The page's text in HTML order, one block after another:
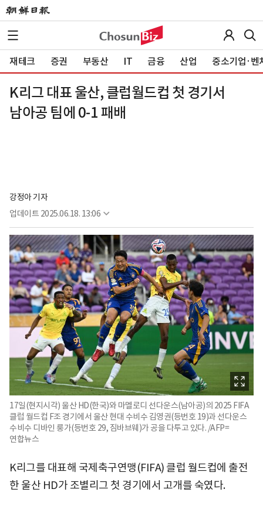
재테크 증권 부동산 IT 금융 산업 중소기업·벤
K리그 대표 울산, 클럽월드컵 첫 경기서
남아공 팀에 0-1 패배
강정아 기자
업데이트 2025.06.18. 13:06
17일(현지시각) 울산 HD(한국)와 마멜로디 선다운스(남아공)의 2025 FIFA
클럽 월드컵 F조 경기에서 울산 현대 수비수 김영권(등번호 19)과 선다운스
수비수 디바인 룽가(등번호 29, 짐바브웨)가 공을 다투고 있다. /AFP=
연합뉴스
K리그를 대표해 국제축구연맹(FIFA) 클럽 월드컵에 출전
한 울산 HD가 조별리그 첫 경기에서 고개를 숙였다.